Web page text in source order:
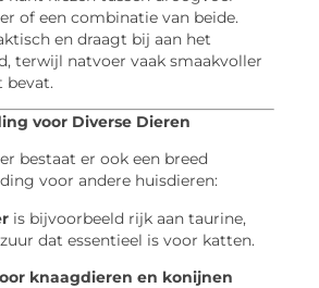
of een combinatie van beide.
en draagt bij aan het
terwijl natvoer vaak smaakvoller
bevat.
voor Diverse Dieren
bestaat er ook een breed
voor andere huisdieren:
is bijvoorbeeld rijk aan taurine,
dat essentieel is voor katten.
knaagdieren en konijnen